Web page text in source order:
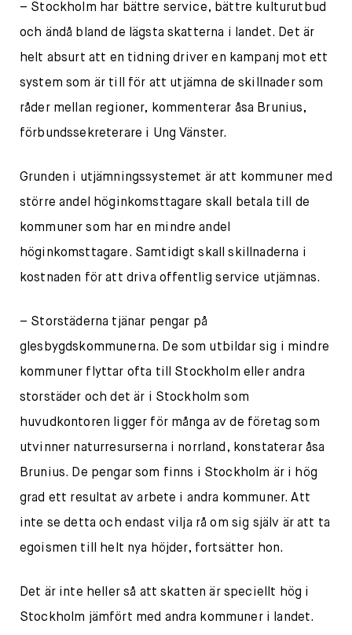
– Stockholm har bättre service, bättre kulturutbud
och ändå bland de lägsta skatterna i landet. Det är
helt absurt att en tidning driver en kampanj mot ett
system som är till för att utjämna de skillnader som
råder mellan regioner, kommenterar åsa Brunius,
förbundssekreterare i Ung Vänster.
Grunden i utjämningssystemet är att kommuner med
större andel höginkomsttagare skall betala till de
kommuner som har en mindre andel
höginkomsttagare. Samtidigt skall skillnaderna i
kostnaden för att driva offentlig service utjämnas.
– Storstäderna tjänar pengar på
glesbygdskommunerna. De som utbildar sig i mindre
kommuner flyttar ofta till Stockholm eller andra
storstäder och det är i Stockholm som
huvudkontoren ligger för många av de företag som
utvinner naturresurserna i norrland, konstaterar åsa
Brunius. De pengar som finns i Stockholm är i hög
grad ett resultat av arbete i andra kommuner. Att
inte se detta och endast vilja rå om sig själv är att ta
egoismen till helt nya höjder, fortsätter hon.
Det är inte heller så att skatten är speciellt hög i
Stockholm jämfört med andra kommuner i landet.